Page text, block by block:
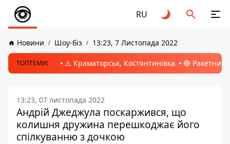
RU
Новини Шоу-біз 13:23, 7 Листопада 2022
ТОПТЕМИ: ⚠️ Краматорськ, Костянтинівка 🔴 Ракетний
13:23, 07 листопада 2022
Андрій Джеджула поскаржився, що
колишня дружина перешкоджає його
спілкуванню з дочкою